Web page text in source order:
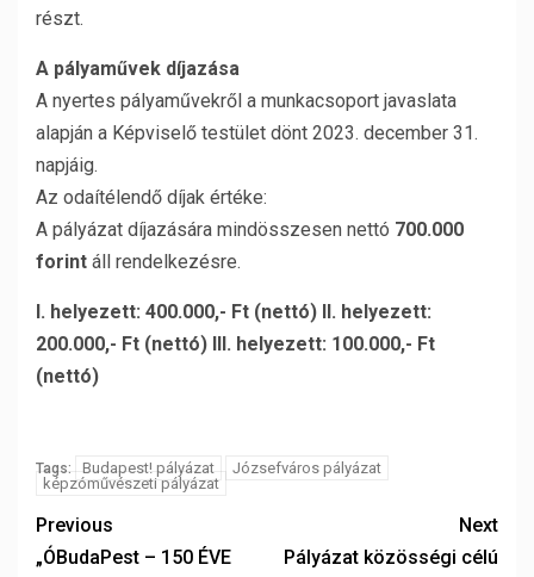
részt.
A pályaművek díjazása
A nyertes pályaművekről a munkacsoport javaslata
alapján a Képviselő testület dönt 2023. december 31.
napjáig.
Az odaítélendő díjak értéke:
A pályázat díjazására mindösszesen nettó 700.000
forint áll rendelkezésre.
I. helyezett: 400.000,- Ft (nettó) II. helyezett:
200.000,- Ft (nettó) III. helyezett: 100.000,- Ft
(nettó)
Tags: Budapest! pályázat
Józsefváros pályázat
képzóművészeti pályázat
Previous
„ÓBudaPest – 150 ÉVE
Next
Pályázat közösségi célú